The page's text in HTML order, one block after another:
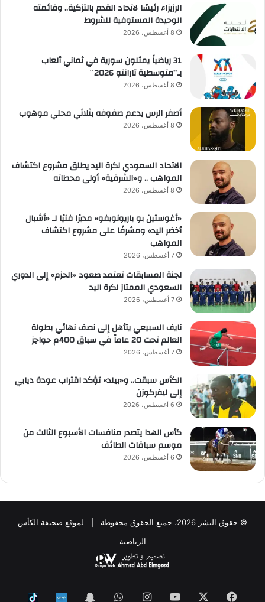
الرزيزاء رئيسًا لاتحاد القدم بالتزكية.. وقائمته
الوحيدة المستوفية للشروط
8 أغسطس، 2026
31 رياضياً يمثلون سورية في ثماني ألعاب
بـ”متوسطية تارانتو 2026″
8 أغسطس، 2026
أصفر الرس يدعم صفوفه بثلاثي محلي موهوب
8 أغسطس، 2026
الاتحاد السعودي لكرة اليد يطلق مشروع اكتشاف
المواهب .. و«الشرقية» أولى محطاته
8 أغسطس، 2026
«أغوستين بو باريونويفو» مديرًا فنيًا لـ «أشبال
أخضر اليد» ومشرفًا على مشروع اكتشاف
المواهب
7 أغسطس، 2026
لجنة المسابقات تعتمد صعود «الحزم» إلى الدوري
السعودي الممتاز لكرة اليد
7 أغسطس، 2026
نايف السبيعي يتأهل إلى نصف نهائي بطولة
العالم تحت 20 عاماً في سباق 400م حواجز
7 أغسطس، 2026
الكأس سبقت.. و«بيلد» تؤكد اقتراب عودة ديابي
إلى ليفركوزن
6 أغسطس، 2026
كأس الهدا يتصدر منافسات الأسبوع الثالث من
موسم سباقات الطائف
6 أغسطس، 2026
© حقوق النشر 2026، جميع الحقوق محفوظة | لموقع صحيفة الكأس
الرياضية
فيسبوك ‫YouTubeانستقرامواتساب Snapchat
Nabd